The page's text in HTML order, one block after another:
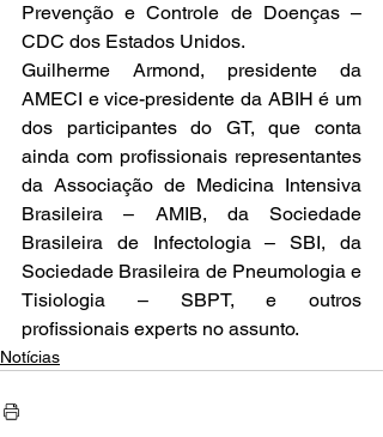
Prevenção e Controle de Doenças –
CDC dos Estados Unidos.
Guilherme Armond, presidente da
AMECI e vice-presidente da ABIH é um
dos participantes do GT, que conta
ainda com profissionais representantes
da Associação de Medicina Intensiva
Brasileira – AMIB, da Sociedade
Brasileira de Infectologia – SBI, da
Sociedade Brasileira de Pneumologia e
Tisiologia – SBPT, e outros
profissionais experts no assunto.
Notícias